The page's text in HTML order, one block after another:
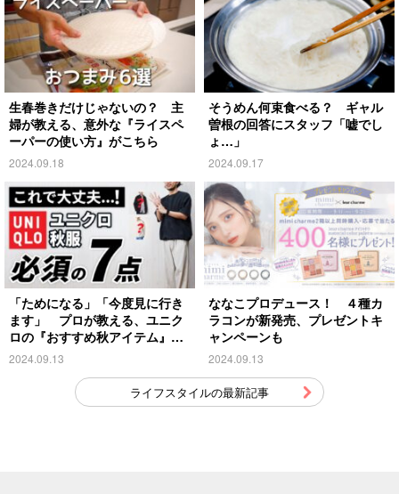
生春巻きだけじゃないの？ 主
婦が教える、意外な『ライスペ
ーパーの使い方』がこちら
2024.09.18
そうめん何束食べる？ ギャル
曽根の回答にスタッフ「嘘でし
ょ…」
2024.09.17
「ためになる」「今度見に行き
ます」 プロが教える、ユニク
ロの『おすすめ秋アイテム』が
こちら
2024.09.13
ななこプロデュース！ ４種カ
ラコンが新発売、プレゼントキ
ャンペーンも
2024.09.13
ライフスタイルの最新記事